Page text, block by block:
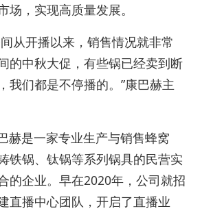
场，实现高质量发展。
从开播以来，销售情况就非常
的中秋大促，有些锅已经卖到断
我们都是不停播的。”康巴赫主
赫是一家专业生产与销售蜂窝
铁锅、钛锅等系列锅具的民营实
的企业。早在2020年，公司就招
直播中心团队，开启了直播业